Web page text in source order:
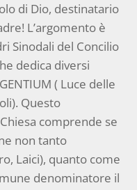
di Dio, destinatario
L’argomento è
Sinodali del Concilio
dedica diversi
( Luce delle
Questo
comprende se
non tanto
Laici), quanto come
denominatore il